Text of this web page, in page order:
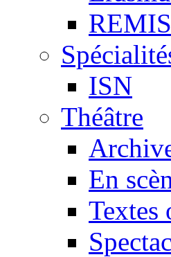
ISN
Théâtre
En
Textes